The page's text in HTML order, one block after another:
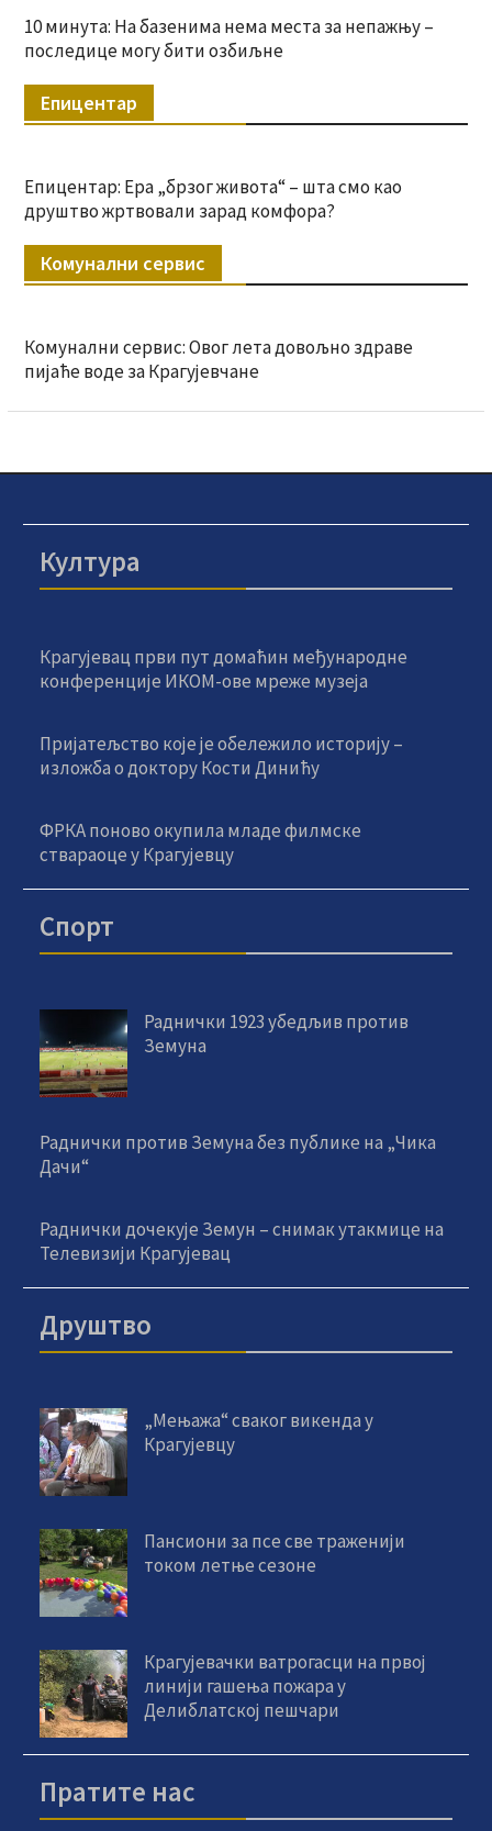
10 минута: На базенима нема места за непажњу –
последице могу бити озбиљне
Епицентар
Епицентар: Ера „брзог живота“ – шта смо као
друштво жртвовали зарад комфора?
Комунални сервис
Комунални сервис: Овог лета довољно здраве
пијаће воде за Крагујевчане
Култура
Крагујевац први пут домаћин међународне
конференције ИКОМ-ове мреже музеја
Пријатељство које је обележило историју –
изложба о доктору Кости Динићу
ФРКА поново окупила младе филмске
ствараоце у Крагујевцу
Спорт
Раднички 1923 убедљив против
Земуна
Раднички против Земуна без публике на „Чика
Дачи“
Раднички дочекује Земун – снимак утакмице на
Телевизији Крагујевац
Друштво
„Мењажа“ сваког викенда у
Крагујевцу
Пансиони за псе све траженији
током летње сезоне
Крагујевачки ватрогасци на првој
линији гашења пожара у
Делиблатској пешчари
Пратите нас